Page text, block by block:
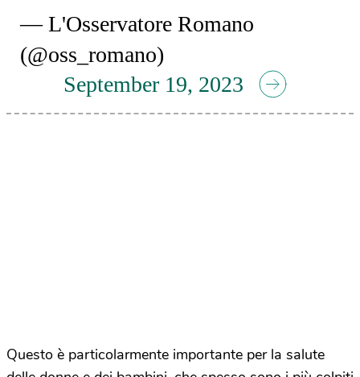
— L'Osservatore Romano
(@oss_romano)
September 19, 2023
Questo è particolarmente importante per la salute